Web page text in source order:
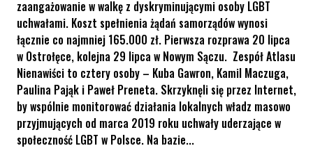
zaangażowanie w walkę z dyskryminującymi osoby LGBT
uchwałami. Koszt spełnienia żądań samorządów wynosi
łącznie co najmniej 165.000 zł. Pierwsza rozprawa 20 lipca
w Ostrołęce, kolejna 29 lipca w Nowym Sączu. Zespół Atlasu
Nienawiści to cztery osoby – Kuba Gawron, Kamil Maczuga,
Paulina Pająk i Paweł Preneta. Skrzyknęli się przez Internet,
by wspólnie monitorować działania lokalnych władz masowo
przyjmujących od marca 2019 roku uchwały uderzające w
społeczność LGBT w Polsce. Na bazie...